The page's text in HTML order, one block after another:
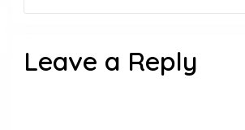
Leave a Reply